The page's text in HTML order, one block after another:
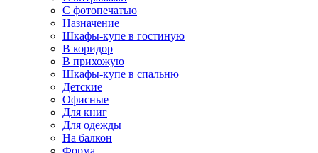
С фотопечатью
Назначение
Шкафы-купе в гостиную
В коридор
В прихожую
Шкафы-купе в спальню
Детские
Офисные
Для книг
Для одежды
На балкон
Форма